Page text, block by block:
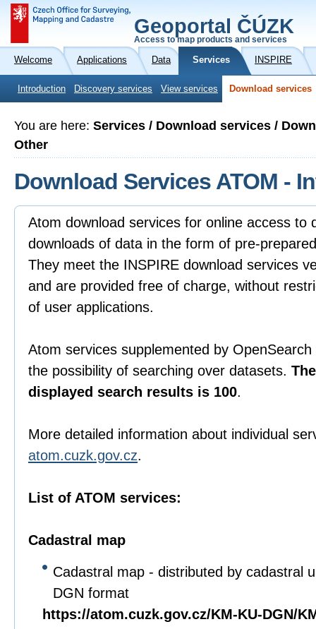
Geoportal ČÚZK
Access to map products and services
Welcome Applications Data Services INSPIRE
Introduction Discovery services View services Download services
You are here: Services / Download services /
Other
Download Services ATOM -
Atom download services for online access to
downloads of data in the form of pre-
They meet the INSPIRE download services
and are provided free of charge, without
of user applications.
Atom services supplemented by
the possibility of searching over datasets.
displayed search results is 100.
More detailed information about individual
atom.cuzk.gov.cz.
List of ATOM services:
Cadastral map
Cadastral map - distributed by cadastral
DGN format
https://atom.cuzk.gov.cz/KM-KU-DGN/